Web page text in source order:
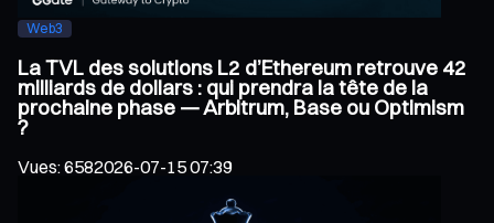
Web3
La TVL des solutions L2 d’Ethereum retrouve 42
milliards de dollars : qui prendra la tête de la
prochaine phase — Arbitrum, Base ou Optimism
?
Vues:6582026-07-15 07:39